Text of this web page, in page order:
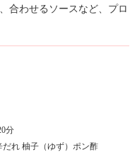
合わせるソースなど、プロ
分
れ 柚子（ゆず）ポン酢